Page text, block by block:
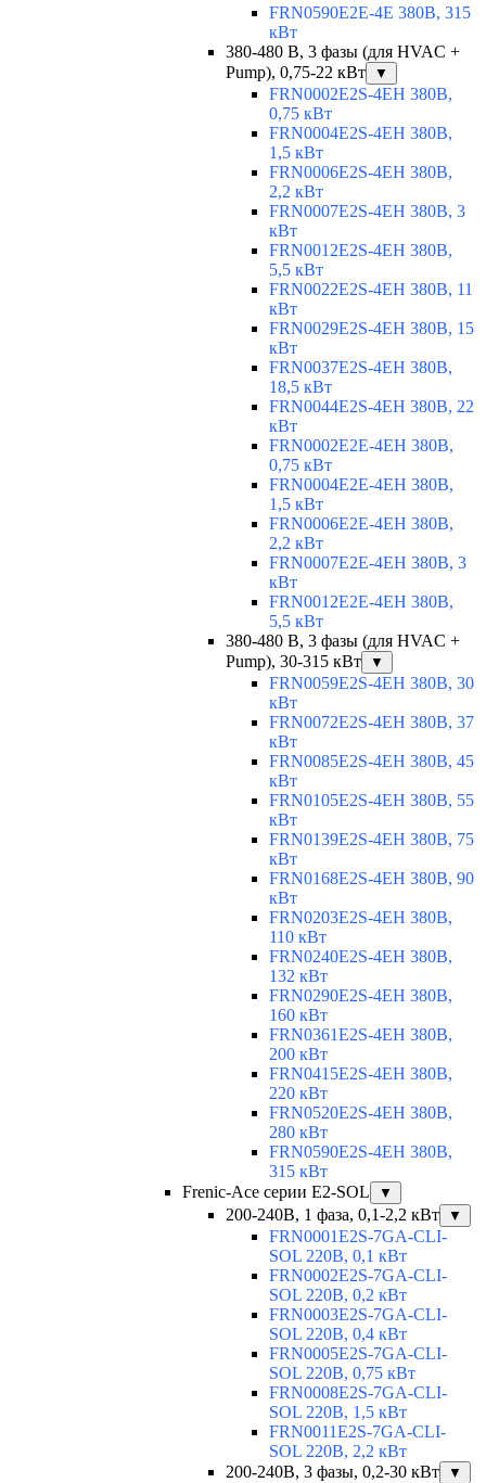
FRN0590E2E-4E 380В, 315
кВт
380-480 В, 3 фазы (для HVAC +
Pump), 0,75-22 кВт
▼
FRN0002E2S-4EH 380В,
0,75 кВт
FRN0004E2S-4EH 380В,
1,5 кВт
FRN0006E2S-4EH 380В,
2,2 кВт
FRN0007E2S-4EH 380В, 3
кВт
FRN0012E2S-4EH 380В,
5,5 кВт
FRN0022E2S-4EH 380В, 11
кВт
FRN0029E2S-4EH 380В, 15
кВт
FRN0037E2S-4EH 380В,
18,5 кВт
FRN0044E2S-4EH 380В, 22
кВт
FRN0002E2E-4EH 380В,
0,75 кВт
FRN0004E2E-4EH 380В,
1,5 кВт
FRN0006E2E-4EH 380В,
2,2 кВт
FRN0007E2E-4EH 380В, 3
кВт
FRN0012E2E-4EH 380В,
5,5 кВт
380-480 В, 3 фазы (для HVAC +
Pump), 30-315 кВт
▼
FRN0059E2S-4EH 380В, 30
кВт
FRN0072E2S-4EH 380В, 37
кВт
FRN0085E2S-4EH 380В, 45
кВт
FRN0105E2S-4EH 380В, 55
кВт
FRN0139E2S-4EH 380В, 75
кВт
FRN0168E2S-4EH 380В, 90
кВт
FRN0203E2S-4EH 380В,
110 кВт
FRN0240E2S-4EH 380В,
132 кВт
FRN0290E2S-4EH 380В,
160 кВт
FRN0361E2S-4EH 380В,
200 кВт
FRN0415E2S-4EH 380В,
220 кВт
FRN0520E2S-4EH 380В,
280 кВт
FRN0590E2S-4EH 380В,
315 кВт
Frenic-Ace серии E2-SOL
▼
200-240В, 1 фаза, 0,1-2,2 кВт ▼
FRN0001E2S-7GA-CLI-
SOL 220В, 0,1 кВт
FRN0002E2S-7GA-CLI-
SOL 220В, 0,2 кВт
FRN0003E2S-7GA-CLI-
SOL 220В, 0,4 кВт
FRN0005E2S-7GA-CLI-
SOL 220В, 0,75 кВт
FRN0008E2S-7GA-CLI-
SOL 220В, 1,5 кВт
FRN0011E2S-7GA-CLI-
SOL 220В, 2,2 кВт
200-240В, 3 фазы, 0,2-30 кВт
▼